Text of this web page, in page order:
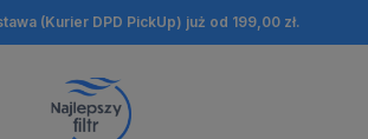
(Kurier DPD PickUp) już od 199,00 zł.